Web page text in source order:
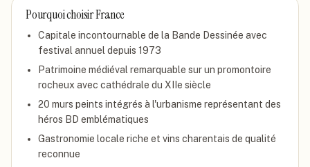
Pourquoi choisirFrance
Capitale incontournable de la Bande Dessinée avec
festival annuel depuis 1973
Patrimoine médiéval remarquable sur un promontoire
rocheux avec cathédrale du XIIe siècle
20 murs peints intégrés à l'urbanisme représentant des
héros BD emblématiques
Gastronomie locale riche et vins charentais de qualité
reconnue